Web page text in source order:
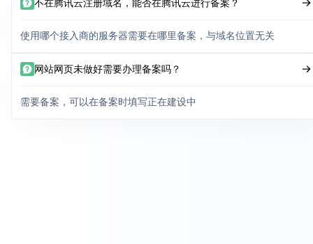
不在腾讯云注册域名，能否在腾讯云进行备案？
使用哪个接入商的服务器需要在哪里备案，与域名位置无关
网站网页未做好需要办理备案吗？
需要备案，可以在备案时填写正在建设中